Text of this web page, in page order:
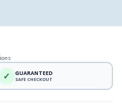
✓ GUARANTEED
SAFE CHECKOUT